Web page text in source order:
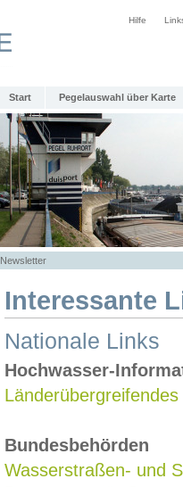
Hilfe
Start Pegelauswahl über Karte
Newsletter
Interessante
Nationale Links
Hochwasser-
Bundesbehörden
Wasserstraßen- und